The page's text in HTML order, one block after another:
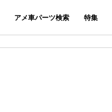
アメ車パーツ検索 特集